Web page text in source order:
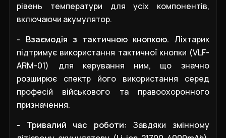
рівень температури для усіх компонентів,
включаючи акумулятор.
- Взаємодія з тактичною кнопкою. Ліхтарик
підтримує використання тактичної кнопки (VLF-
ARM-01) для керування ним, що значно
розширює спектр його використання серед
професій військового та правоохоронного
призначення.
- Тривалий час роботи: Завдяки змінному